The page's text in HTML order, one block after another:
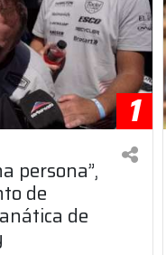
1
persona”,
de
de